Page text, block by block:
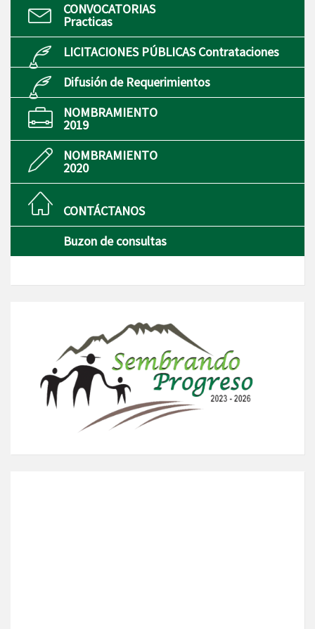
CONVOCATORIAS
Practicas
LICITACIONES PÚBLICAS Contrataciones
Difusión de Requerimientos
NOMBRAMIENTO
2019
NOMBRAMIENTO
2020
CONTÁCTANOS
Buzon de consultas